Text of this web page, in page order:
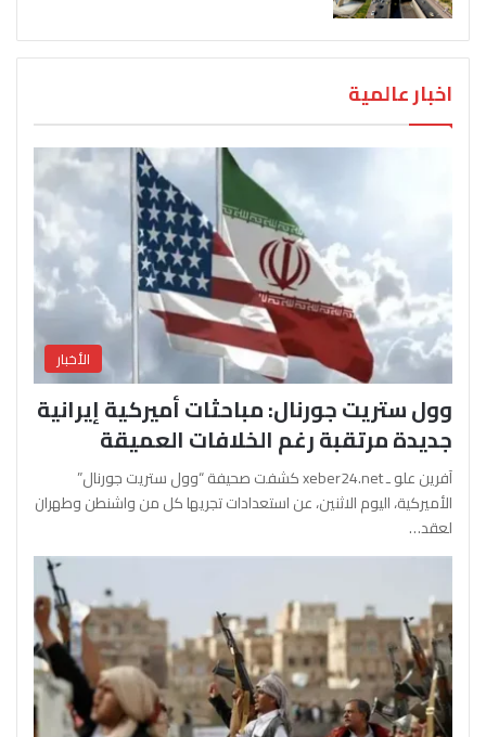
اخبار عالمية
الأخبار
وول ستريت جورنال: مباحثات أميركية إيرانية
جديدة مرتقبة رغم الخلافات العميقة
آفرين علو ـ xeber24.net كشفت صحيفة “وول ستريت جورنال”
الأميركية، اليوم الاثنين، عن استعدادات تجريها كل من واشنطن وطهران
لعقد…